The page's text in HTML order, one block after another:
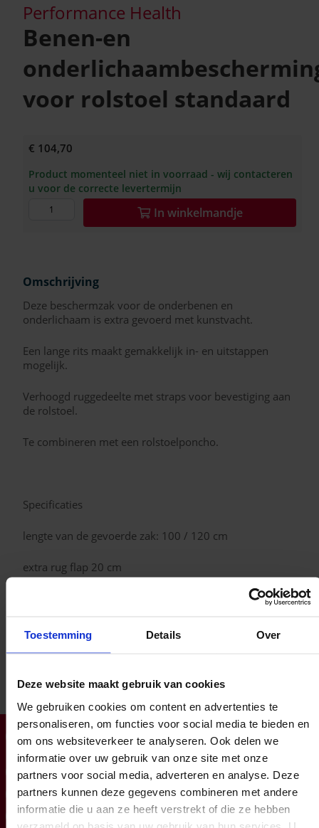
Toestemming Details Over
Deze website maakt gebruik van cookies
We gebruiken cookies om content en advertenties te
personaliseren, om functies voor social media te bieden en
om ons websiteverkeer te analyseren. Ook delen we
informatie over uw gebruik van onze site met onze
partners voor social media, adverteren en analyse. Deze
partners kunnen deze gegevens combineren met andere
informatie die u aan ze heeft verstrekt of die ze hebben
verzameld op basis van uw gebruik van hun services. U
Performance Health
Benen-en
voor rolstoel standaard
€ 104,70
Product momenteel niet in voorraad - wij contacteren
u voor de correcte levertermijn
In winkelmandje
Omschrijving
Deze beschermzak voor de onderbenen en
onderlichaam is extra gevoerd met kunstvacht.
Een lange rits maakt gemakkelijk in- en uitstappen
mogelijk.
Verhoogd ruggedeelte met straps voor bevestiging aan
de rolstoel.
Te combineren met een rolstoelponcho.
Specificaties
lengte van de gevoerde zak: 100 / 120 cm
extra rug flap 20 cm
met de hand te wassen
Klantendienst open op ma-do van 8:00 tot 16:30 (vr tot
12:00)
info@zorgbaar.be
Genkersteenweg 171, 3500 Hasselt
011224422